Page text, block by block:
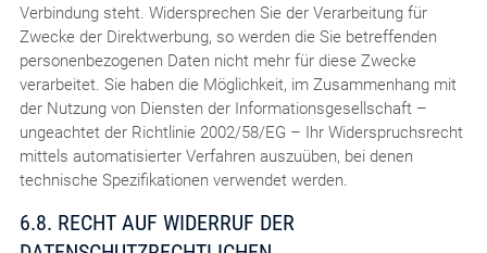
Verbindung steht. Widersprechen Sie der Verarbeitung für
Zwecke der Direktwerbung, so werden die Sie betreffenden
personenbezogenen Daten nicht mehr für diese Zwecke
verarbeitet. Sie haben die Möglichkeit, im Zusammenhang mit
der Nutzung von Diensten der Informationsgesellschaft –
ungeachtet der Richtlinie 2002/58/EG – Ihr Widerspruchsrecht
mittels automatisierter Verfahren auszuüben, bei denen
technische Spezifikationen verwendet werden.
6.8. RECHT AUF WIDERRUF DER